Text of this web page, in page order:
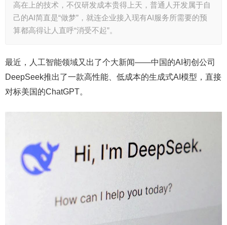
高在上的技术，不仅研发成本贵得上天，普通人开发属于自
己的AI简直是“做梦”，就连企业接入现有AI服务所需要的预
算都高得让人直呼“消受不起”。
最近，人工智能领域又出了个大新闻——中国的AI初创公司
DeepSeek推出了一款高性能、低成本的生成式AI模型，直接
对标美国的ChatGPT。